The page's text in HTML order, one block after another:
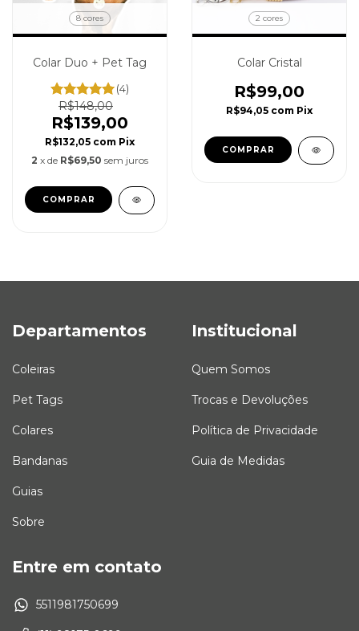
8 cores
Colar Duo + Pet Tag
(4)
R$148,00
R$139,00
R$132,05 com Pix
2 x de R$69,50 sem juros
COMPRAR
2 cores
Colar Cristal
R$99,00
R$94,05 com Pix
COMPRAR
Departamentos
Coleiras
Pet Tags
Colares
Bandanas
Guias
Sobre
Institucional
Quem Somos
Trocas e Devoluções
Política de Privacidade
Guia de Medidas
Entre em contato
5511981750699